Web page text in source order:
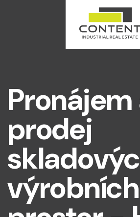
Pronájem
prodej
výrobních